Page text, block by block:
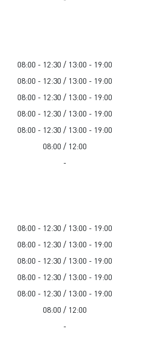
08:00 - 12:30 / 13:00 - 19:00
08:00 - 12:30 / 13:00 - 19:00
08:00 - 12:30 / 13:00 - 19:00
08:00 - 12:30 / 13:00 - 19:00
08:00 - 12:30 / 13:00 - 19:00
08:00 / 12:00
-
08:00 - 12:30 / 13:00 - 19:00
08:00 - 12:30 / 13:00 - 19:00
08:00 - 12:30 / 13:00 - 19:00
08:00 - 12:30 / 13:00 - 19:00
08:00 - 12:30 / 13:00 - 19:00
08:00 / 12:00
-